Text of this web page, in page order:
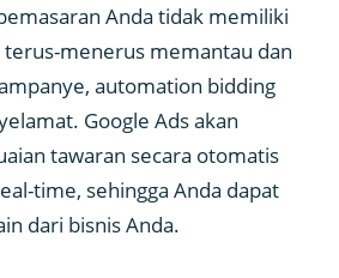
Anda tidak memiliki
menerus memantau dan
automation bidding
Google Ads akan
tawaran secara otomatis
time, sehingga Anda dapat
dari bisnis Anda.